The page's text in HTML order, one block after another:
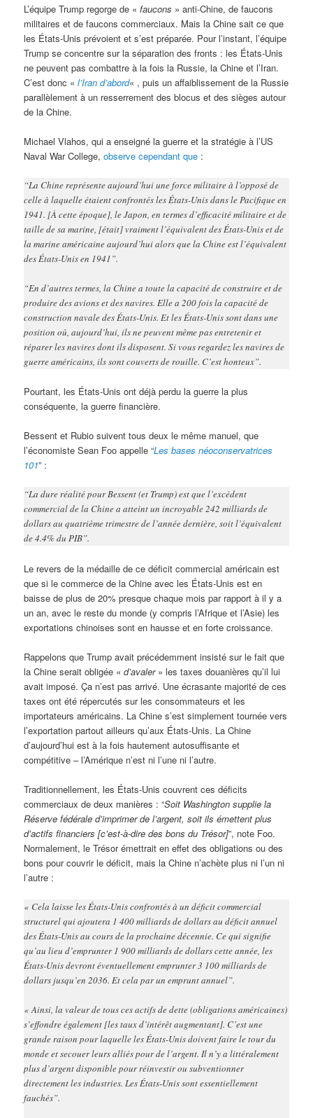
L’équipe Trump regorge de «faucons » anti-Chine, de faucons
militaires et de faucons commerciaux. Mais la Chine sait ce que
les États-Unis prévoient et s’est préparée. Pour l’instant, l’équipe
Trump se concentre sur la séparation des fronts : les États-Unis
ne peuvent pas combattre à la fois la Russie, la Chine et l’Iran.
C’est donc «l’Iran d’abord« , puis un affaiblissement de la Russie
parallèlement à un resserrement des blocus et des sièges autour
de la Chine.
Michael Vlahos, qui a enseigné la guerre et la stratégie à l’US
Naval War College,observe cependant que :
“La Chine représente aujourd’hui une force militaire à l’opposé de
celle à laquelle étaient confrontés les États-Unis dans le Pacifique en
1941. [À cette époque], le Japon, en termes d’efficacité militaire et de
taille de sa marine, [était] vraiment l’équivalent des États-Unis et de
la marine américaine aujourd’hui alors que la Chine est l’équivalent
des États-Unis en 1941”.
“En d’autres termes, la Chine a toute la capacité de construire et de
produire des avions et des navires. Elle a 200 fois la capacité de
construction navale des États-Unis. Et les États-Unis sont dans une
position où, aujourd’hui, ils ne peuvent même pas entretenir et
réparer les navires dont ils disposent. Si vous regardez les navires de
guerre américains, ils sont couverts de rouille. C’est honteux”.
Pourtant, les États-Unis ont déjà perdu la guerre la plus
conséquente, la guerre financière.
Bessent et Rubio suivent tous deux le même manuel, que
l’économiste Sean Foo appelle “Les bases néoconservatrices
101” :
“La dure réalité pour Bessent (et Trump) est que l’excédent
commercial de la Chine a atteint un incroyable 242 milliards de
dollars au quatrième trimestre de l’année dernière, soit l’équivalent
de 4.4% du PIB”.
Le revers de la médaille de ce déficit commercial américain est
que si le commerce de la Chine avec les États-Unis est en
baisse de plus de 20% presque chaque mois par rapport à il y a
un an, avec le reste du monde (y compris l’Afrique et l’Asie) les
exportations chinoises sont en hausse et en forte croissance.
Rappelons que Trump avait précédemment insisté sur le fait que
la Chine serait obligée «d’avaler» les taxes douanières qu’il lui
avait imposé. Ça n’est pas arrivé. Une écrasante majorité de ces
taxes ont été répercutés sur les consommateurs et les
importateurs américains. La Chine s’est simplement tournée vers
l’exportation partout ailleurs qu’aux États-Unis. La Chine
d’aujourd’hui est à la fois hautement autosuffisante et
compétitive – l’Amérique n’est ni l’une ni l’autre.
Traditionnellement, les États-Unis couvrent ces déficits
commerciaux de deux manières : “Soit Washington supplie la
Réserve fédérale d’imprimer de l’argent, soit ils émettent plus
d’actifs financiers [c’est-à-dire des bons du Trésor]”, note Foo.
Normalement, le Trésor émettrait en effet des obligations ou des
bons pour couvrir le déficit, mais la Chine n’achète plus ni l’un ni
l’autre :
« Cela laisse les États-Unis confrontés à un déficit commercial
structurel qui ajoutera 1 400 milliards de dollars au déficit annuel
des États-Unis au cours de la prochaine décennie. Ce qui signifie
qu’au lieu d’emprunter 1 900 milliards de dollars cette année, les
États-Unis devront éventuellement emprunter 3 100 milliards de
dollars jusqu’en 2036. Et cela par un emprunt annuel”.
« Ainsi, la valeur de tous ces actifs de dette (obligations américaines)
s’effondre également [les taux d’intérêt augmentant]. C’est une
grande raison pour laquelle les États-Unis doivent faire le tour du
monde et secouer leurs alliés pour de l’argent. Il n’y a littéralement
plus d’argent disponible pour réinvestir ou subventionner
directement les industries. Les États-Unis sont essentiellement
fauchés”.